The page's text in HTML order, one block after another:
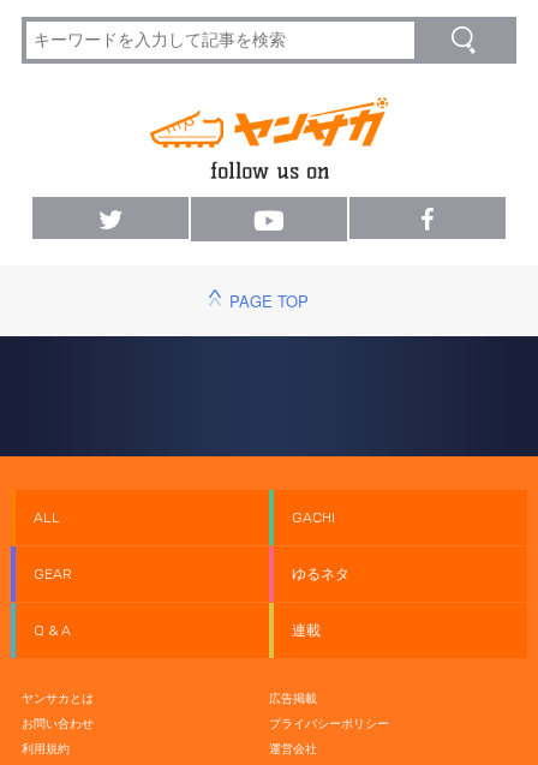
PAGE TOP
ALL GACHI
GEAR ゆるネタ
Q & A 連載
ヤンサカとは
広告掲載
お問い合わせ
プライバシーポリシー
利用規約
運営会社